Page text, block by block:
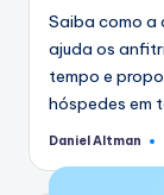
Saiba como a
ajuda os
tempo e
hóspedes em
Postado
Daniel Altman